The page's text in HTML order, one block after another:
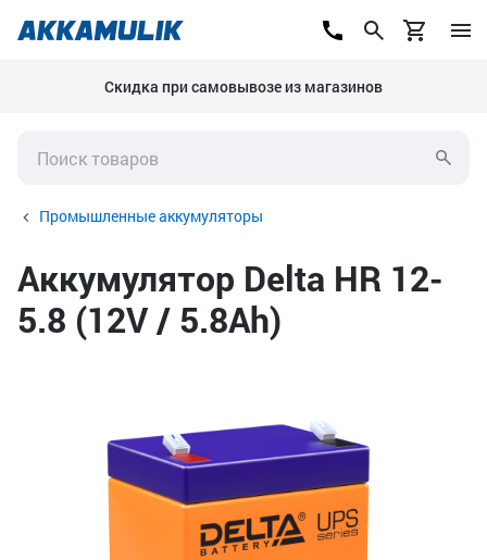
Скидка при самовывозе из магазинов
Промышленные аккумуляторы
Аккумулятор Delta HR 12-
5.8 (12V / 5.8Ah)